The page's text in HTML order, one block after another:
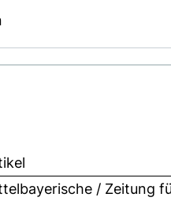
/ Zeitung